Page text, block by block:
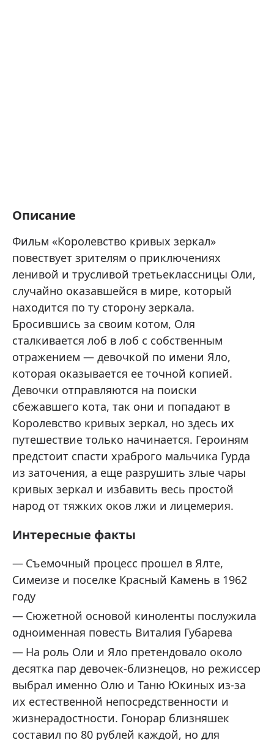
Описание
Фильм «Королевство кривых зеркал»
повествует зрителям о приключениях
ленивой и трусливой третьеклассницы Оли,
случайно оказавшейся в мире, который
находится по ту сторону зеркала.
Бросившись за своим котом, Оля
сталкивается лоб в лоб с собственным
отражением — девочкой по имени Яло,
которая оказывается ее точной копией.
Девочки отправляются на поиски
сбежавшего кота, так они и попадают в
Королевство кривых зеркал, но здесь их
путешествие только начинается. Героиням
предстоит спасти храброго мальчика Гурда
из заточения, а еще разрушить злые чары
кривых зеркал и избавить весь простой
народ от тяжких оков лжи и лицемерия.
Интересные факты
Съемочный процесс прошел в Ялте,
Симеизе и поселке Красный Камень в 1962
году
Сюжетной основой киноленты послужила
одноименная повесть Виталия Губарева
На роль Оли и Яло претендовало около
десятка пар девочек-близнецов, но режиссер
выбрал именно Олю и Таню Юкиных из-за
их естественной непосредственности и
жизнерадостности. Гонорар близняшек
составил по 80 рублей каждой, но для